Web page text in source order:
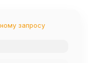
запросу